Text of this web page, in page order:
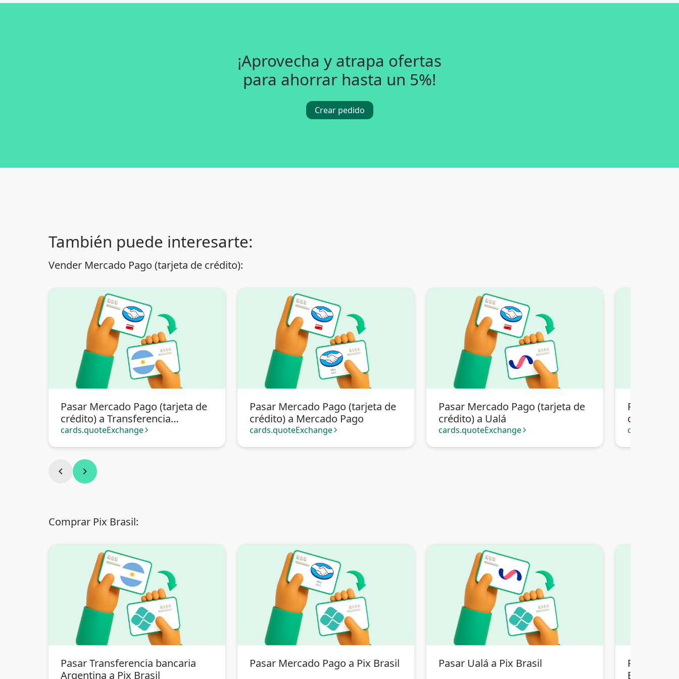
¡Aprovecha y atrapa ofertas
para ahorrar hasta un 5%!
Crear pedido
También puede interesarte:
Vender Mercado Pago (tarjeta de crédito):
Pasar Mercado Pago (tarjeta de
crédito) a Transferencia
bancaria Argentina
cards.quoteExchange arrow_forward_ios
Pasar Mercado Pago (tarjeta de
crédito) a Mercado Pago
cards.quoteExchange arrow_forward_ios
Pasar Mercado Pago (tarjeta de
crédito) a Ualá
cards.quoteExchange arrow_forward_ios
Pasar
crédito) a
Bancaria
chevron_left chevron_right
Comprar Pix Brasil:
Pasar Transferencia bancaria
Argentina a Pix Brasil
Pasar Mercado Pago a Pix Brasil Pasar Ualá a Pix Brasil
Pasar
Bolivia a